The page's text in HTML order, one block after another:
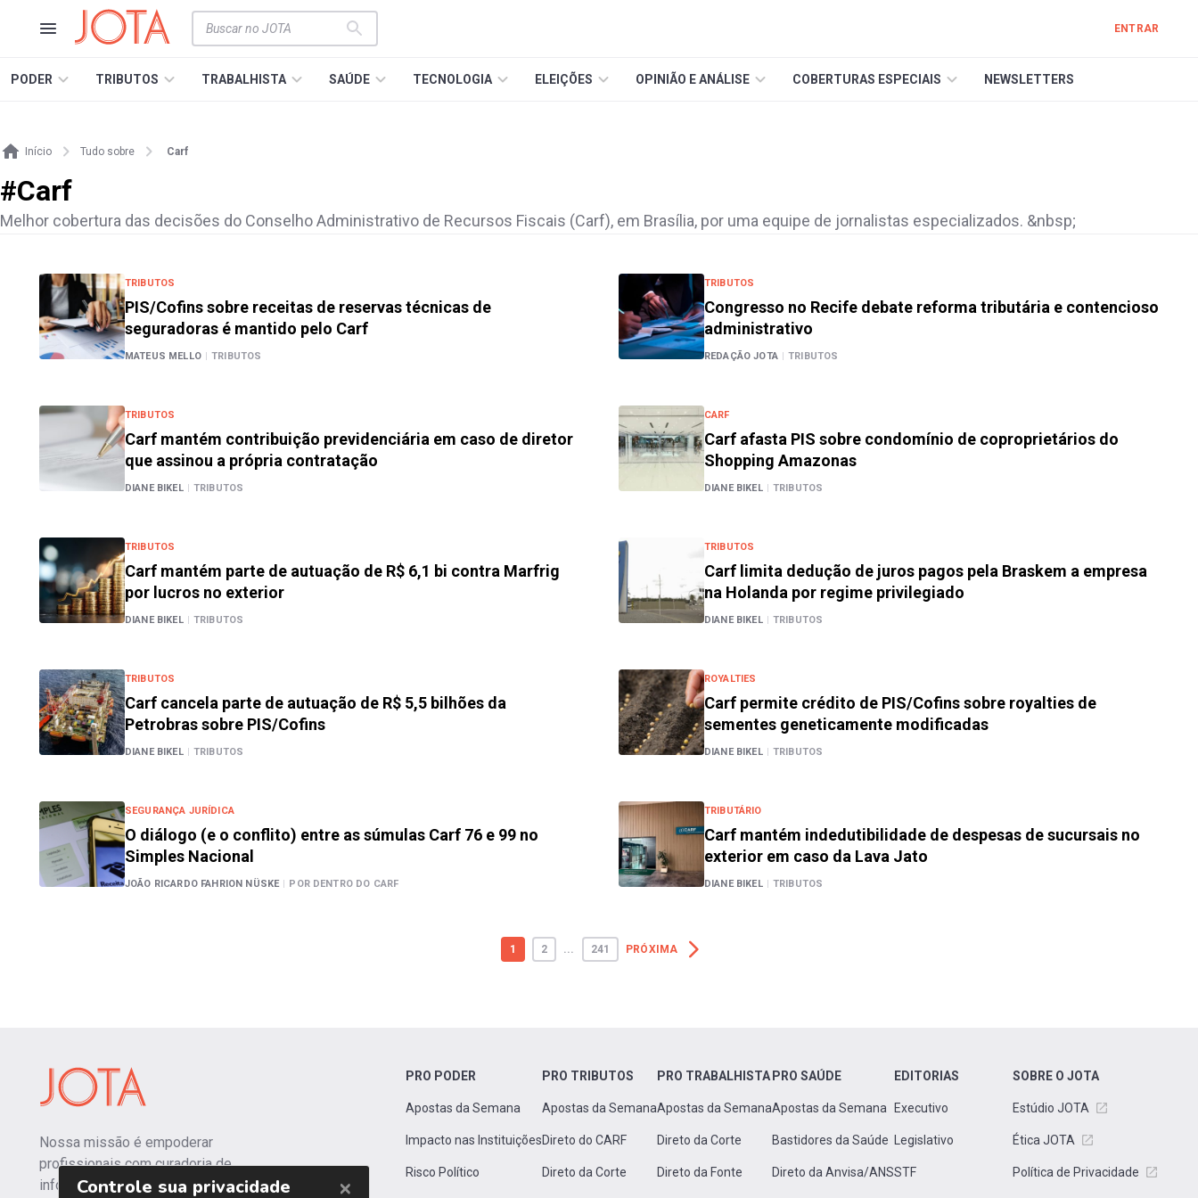
ENTRAR
PODER TRIBUTOS TRABALHISTA SAÚDE TECNOLOGIA ELEIÇÕES OPINIÃO E ANÁLISE COBERTURAS ESPECIAIS NEWSLETTERS
Início Tudo sobre Carf
#Carf
Melhor cobertura das decisões do Conselho Administrativo de Recursos Fiscais (Carf), em Brasília, por uma equipe de jornalistas especializados. &nbsp;
TRIBUTOS
PIS/Cofins sobre receitas de reservas técnicas de
seguradoras é mantido pelo Carf
MATEUS MELLO | TRIBUTOS
TRIBUTOS
Congresso no Recife debate reforma tributária e contencioso
administrativo
REDAÇÃO JOTA | TRIBUTOS
TRIBUTOS
Carf mantém contribuição previdenciária em caso de diretor
que assinou a própria contratação
DIANE BIKEL | TRIBUTOS
CARF
Carf afasta PIS sobre condomínio de coproprietários do
Shopping Amazonas
DIANE BIKEL | TRIBUTOS
TRIBUTOS
Carf mantém parte de autuação de R$ 6,1 bi contra Marfrig
por lucros no exterior
DIANE BIKEL | TRIBUTOS
TRIBUTOS
Carf limita dedução de juros pagos pela Braskem a empresa
na Holanda por regime privilegiado
DIANE BIKEL | TRIBUTOS
TRIBUTOS
Carf cancela parte de autuação de R$ 5,5 bilhões da
Petrobras sobre PIS/Cofins
DIANE BIKEL | TRIBUTOS
ROYALTIES
Carf permite crédito de PIS/Cofins sobre royalties de
sementes geneticamente modificadas
DIANE BIKEL | TRIBUTOS
SEGURANÇA JURÍDICA
O diálogo (e o conflito) entre as súmulas Carf 76 e 99 no
Simples Nacional
JOÃO RICARDO FAHRION NÜSKE | POR DENTRO DO CARF
TRIBUTÁRIO
Carf mantém indedutibilidade de despesas de sucursais no
exterior em caso da Lava Jato
DIANE BIKEL | TRIBUTOS
1 2 ... 241 PRÓXIMA
Nossa missão é empoderar
profissionais com curadoria de
informações independentes e
PRO PODER
Apostas da Semana
Impacto nas Instituições
Risco Político
PRO TRIBUTOS
Apostas da Semana
Direto do CARF
Direto da Corte
PRO TRABALHISTA
Apostas da Semana
Direto da Corte
Direto da Fonte
PRO SAÚDE
Apostas da Semana
Bastidores da Saúde
Direto da Anvisa/ANS
EDITORIAS
Executivo
Legislativo
STF
SOBRE O JOTA
Estúdio JOTA
Ética JOTA
Política de Privacidade